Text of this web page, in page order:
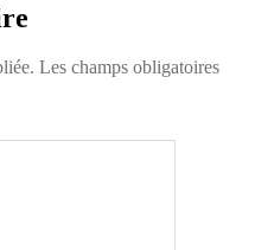
Les champs obligatoires